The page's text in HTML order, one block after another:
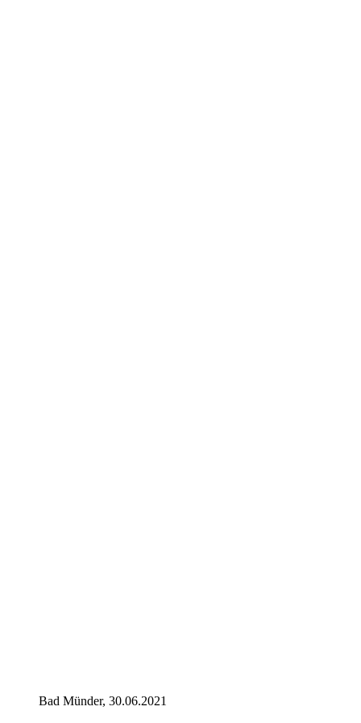
Bad Münder, 30.06.2021